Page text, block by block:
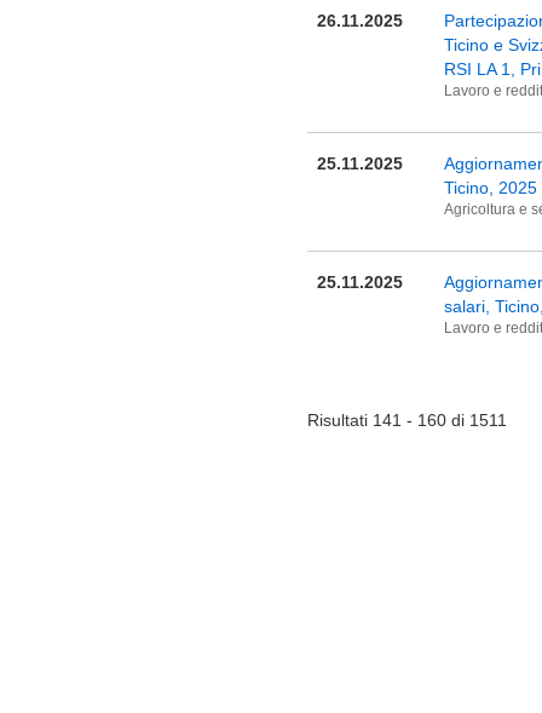
26.11.2025
Ticino e
RSI LA 1,
Lavoro e
25.11.2025
Ticino, 2025
Agricoltura e
25.11.2025
salari,
Lavoro e
Risultati 141 - 160 di 1511